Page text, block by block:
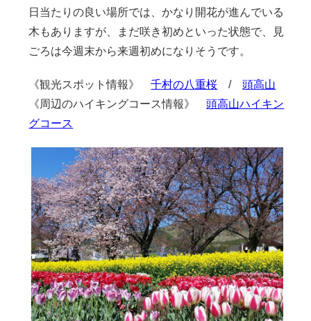
日当たりの良い場所では、かなり開花が進んでいる
木もありますが、まだ咲き初めといった状態で、見
ごろは今週末から来週初めになりそうです。
《観光スポット情報》千村の八重桜 /頭高山
《周辺のハイキングコース情報》頭高山ハイキン
グコース